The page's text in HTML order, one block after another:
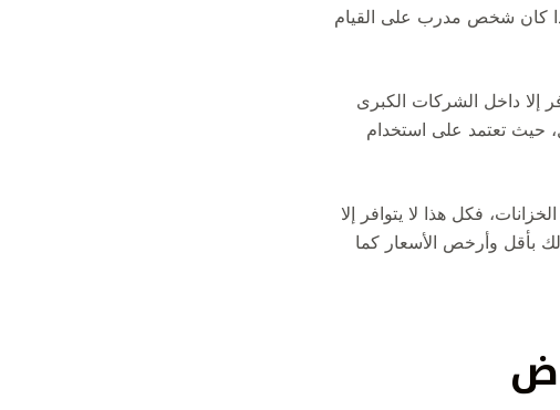
كان شخص مدرب على القيام
إلا داخل الشركات الكبرى
حيث تعتمد على استخدام
فكل هذا لا يتوافر إلا
لك بأقل وأرخص الأسعار كما